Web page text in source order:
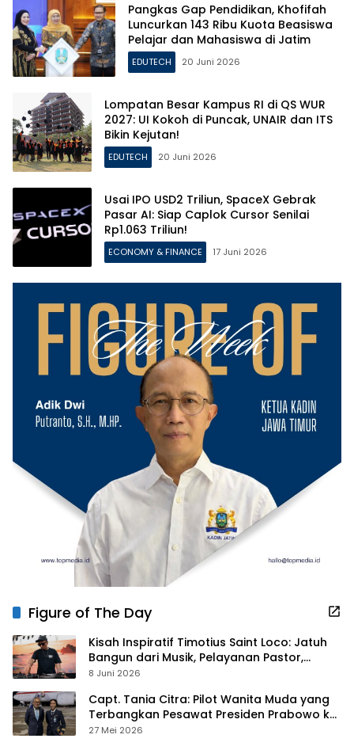
Pangkas Gap Pendidikan, Khofifah
Luncurkan 143 Ribu Kuota Beasiswa
Pelajar dan Mahasiswa di Jatim
EDUTECH 20 Juni 2026
Lompatan Besar Kampus RI di QS WUR
2027: UI Kokoh di Puncak, UNAIR dan ITS
Bikin Kejutan!
EDUTECH 20 Juni 2026
Usai IPO USD2 Triliun, SpaceX Gebrak
Pasar AI: Siap Caplok Cursor Senilai
Rp1.063 Triliun!
ECONOMY & FINANCE 17 Juni 2026
Figure of The Day
Kisah Inspiratif Timotius Saint Loco: Jatuh
Bangun dari Musik, Pelayanan Pastor,
hingga Gurita Bisnis Sambal Babon
8 Juni 2026
Capt. Tania Citra: Pilot Wanita Muda yang
Terbangkan Pesawat Presiden Prabowo ke
Prancis
27 Mei 2026